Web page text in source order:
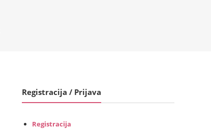
Registracija / Prijava
Registracija